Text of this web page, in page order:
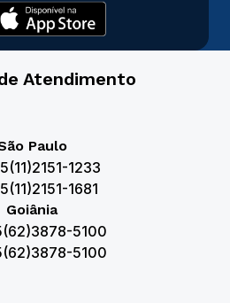
Atendimento
Paulo
1233
1681
Goiânia
5100
5100